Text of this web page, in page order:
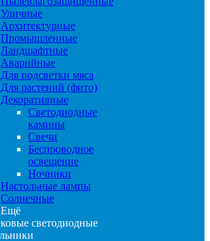
Уличные
Архитектурные
Промышленные
Ландшафтные
Аварийные
Для подсветки мяса
Для растений (фито)
Декоративные
Светодиодные
камины
Свечи
Беспроводное
освещение
Ночники
Настольные лампы
Солнечные
Ещё